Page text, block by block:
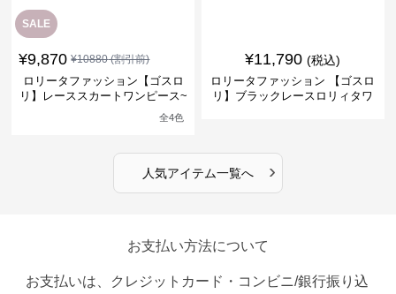
SALE
¥9,870 ¥10880(割引前)
ロリータファッション【ゴスロ
リ】レーススカートワンピース~
全4色
¥11,790 (税込)
ロリータファッション 【ゴスロ
リ】ブラックレースロリィタワ
人気アイテム一覧へ ›
お支払い方法について
お支払いは、クレジットカード・コンビニ/銀行振り込